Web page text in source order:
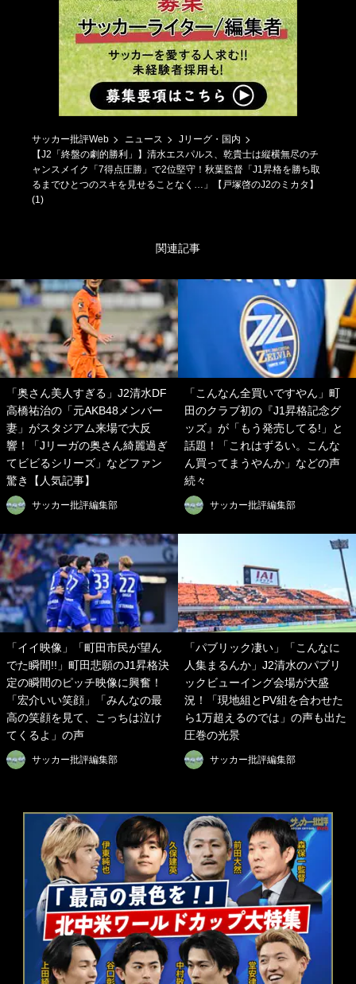
サッカー批評Web ニュース
Jリーグ・国内
【J2「終盤の劇的勝利」】清水エスパルス、乾貴士は縦横無尽のチ
ャンスメイク「7得点圧勝」で2位堅守！秋葉監督「J1昇格を勝ち取
るまでひとつのスキを見せることなく…」【戸塚啓のJ2のミカタ】
(1)
関連記事
「奥さん美人すぎる」J2清水DF
高橋祐治の「元AKB48メンバー
妻」がスタジアム来場で大反
響！「Jリーガの奥さん綺麗過ぎ
てビビるシリーズ」などファン
驚き【人気記事】
サッカー批評編集部
「こんなん全買いですやん」町
田のクラブ初の『J1昇格記念グ
ッズ』が「もう発売してる!」と
話題！「これはずるい。こんな
ん買ってまうやんか」などの声
続々
サッカー批評編集部
「イイ映像」「町田市民が望ん
でた瞬間!!」町田悲願のJ1昇格決
定の瞬間のピッチ映像に興奮！
「宏介いい笑顔」「みんなの最
高の笑顔を見て、こっちは泣け
てくるよ」の声
サッカー批評編集部
「パブリック凄い」「こんなに
人集まるんか」J2清水のパブリ
ックビューイング会場が大盛
況！「現地組とPV組を合わせた
ら1万超えるのでは」の声も出た
圧巻の光景
サッカー批評編集部